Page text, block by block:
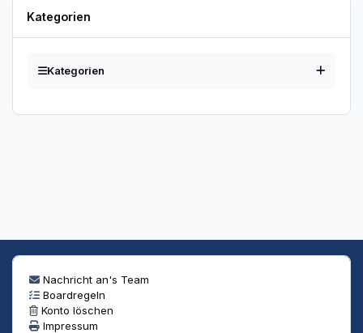
Kategorien
Kategorien
Nachricht an's Team
Boardregeln
Konto löschen
Impressum